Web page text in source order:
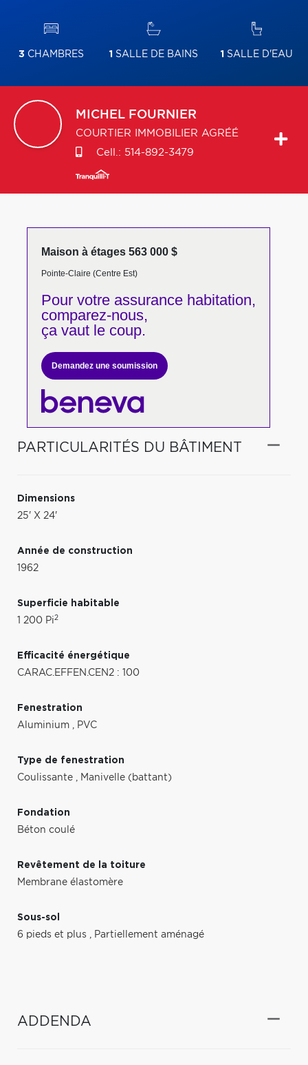
3 CHAMBRES 1 SALLE DE BAINS 1 SALLE D'EAU
MICHEL FOURNIER
COURTIER IMMOBILIER AGRÉÉ
Cell.: 514-892-3479
Maison à étages 563 000 $
Pointe-Claire (Centre Est)
Pour votreassurance habitation,
comparez-nous,
ça vaut le coup.
Demandez une soumission
PARTICULARITÉS DU BÂTIMENT
Dimensions
25' X 24'
Année de construction
1962
Superficie habitable
1 200 Pi2
Efficacité énergétique
CARAC.EFFEN.CEN2 : 100
Fenestration
Aluminium , PVC
Type de fenestration
Coulissante , Manivelle (battant)
Fondation
Béton coulé
Revêtement de la toiture
Membrane élastomère
Sous-sol
6 pieds et plus , Partiellement aménagé
ADDENDA